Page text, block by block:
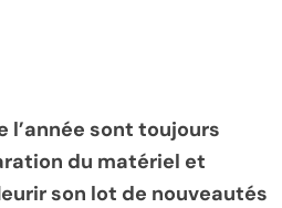
l’année sont toujours
du matériel et
son lot de nouveautés